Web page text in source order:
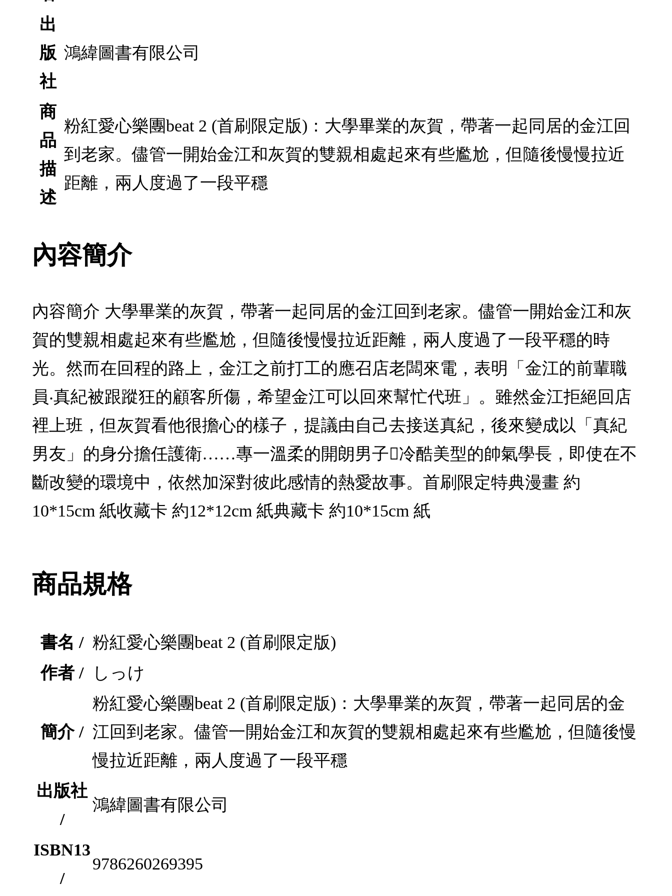
出
版
社
鴻緯圖書有限公司
商
品
描
述
粉紅愛心樂團beat 2 (首刷限定版)：大學畢業的灰賀，帶著一起同居的金江回
到老家。儘管一開始金江和灰賀的雙親相處起來有些尷尬，但隨後慢慢拉近
距離，兩人度過了一段平穩
內容簡介
內容簡介 大學畢業的灰賀，帶著一起同居的金江回到老家。儘管一開始金江和灰
賀的雙親相處起來有些尷尬，但隨後慢慢拉近距離，兩人度過了一段平穩的時
光。然而在回程的路上，金江之前打工的應召店老闆來電，表明「金江的前輩職
員‧真紀被跟蹤狂的顧客所傷，希望金江可以回來幫忙代班」。雖然金江拒絕回店
裡上班，但灰賀看他很擔心的樣子，提議由自己去接送真紀，後來變成以「真紀
男友」的身分擔任護衛……專一溫柔的開朗男子冷酷美型的帥氣學長，即使在不
斷改變的環境中，依然加深對彼此感情的熱愛故事。首刷限定特典漫畫 約
10*15cm 紙收藏卡 約12*12cm 紙典藏卡 約10*15cm 紙
商品規格
書名 / 粉紅愛心樂團beat 2 (首刷限定版)
作者 /
しっけ
簡介 /
粉紅愛心樂團beat 2 (首刷限定版)：大學畢業的灰賀，帶著一起同居的金
江回到老家。儘管一開始金江和灰賀的雙親相處起來有些尷尬，但隨後慢
慢拉近距離，兩人度過了一段平穩
出版社
/
鴻緯圖書有限公司
ISBN13
/
9786260269395